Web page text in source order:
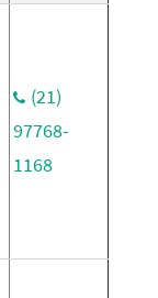
(21)
97768-
1168